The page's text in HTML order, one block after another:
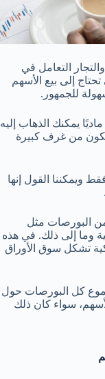
التعامل في
إلى بيع الأسهم
للجمهور.
يمكنك الذهاب إليه
من غرف كبيرة
ويمكننا القول إنها
من البورصات مثل
وما إلى ذلك. في هذه
تشكل سوق الأوراق
كل البورصات حول
سواء كان ذلك